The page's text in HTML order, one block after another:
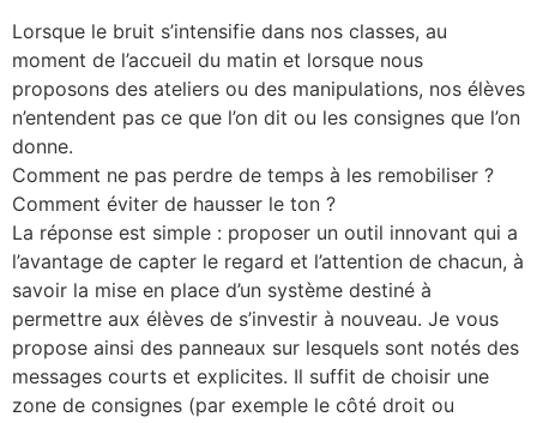
Lorsque le bruit s’intensifie dans nos classes, au
moment de l’accueil du matin et lorsque nous
proposons des ateliers ou des manipulations, nos élèves
n’entendent pas ce que l’on dit ou les consignes que l’on
donne.
Comment ne pas perdre de temps à les remobiliser ?
Comment éviter de hausser le ton ?
La réponse est simple : proposer un outil innovant qui a
l’avantage de capter le regard et l’attention de chacun, à
savoir la mise en place d’un système destiné à
permettre aux élèves de s’investir à nouveau. Je vous
propose ainsi des panneaux sur lesquels sont notés des
messages courts et explicites. Il suffit de choisir une
zone de consignes (par exemple le côté droit ou